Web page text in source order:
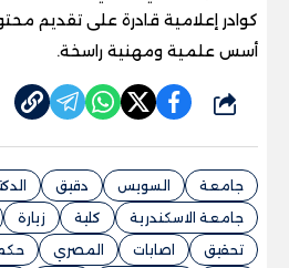
كوادر إعلامية قادرة على تقديم
أسس علمية ومهنية راسخة.
شارك
جامعة السويس دقيق
جامعة الاسكندرية
كلية زيارة
تحقيق
اصابات المصري